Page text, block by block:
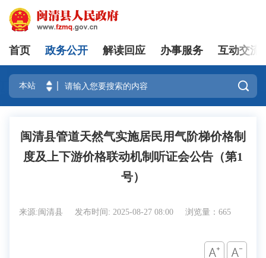
登录
首页 政务公开 解读回应 办事服务 互动交流

闽清县管道天然气实施居民用气阶梯价格制
度及上下游价格联动机制听证会公告（第1
号）
来源:闽清县 发布时间: 2025-08-27 08:00 浏览量：665